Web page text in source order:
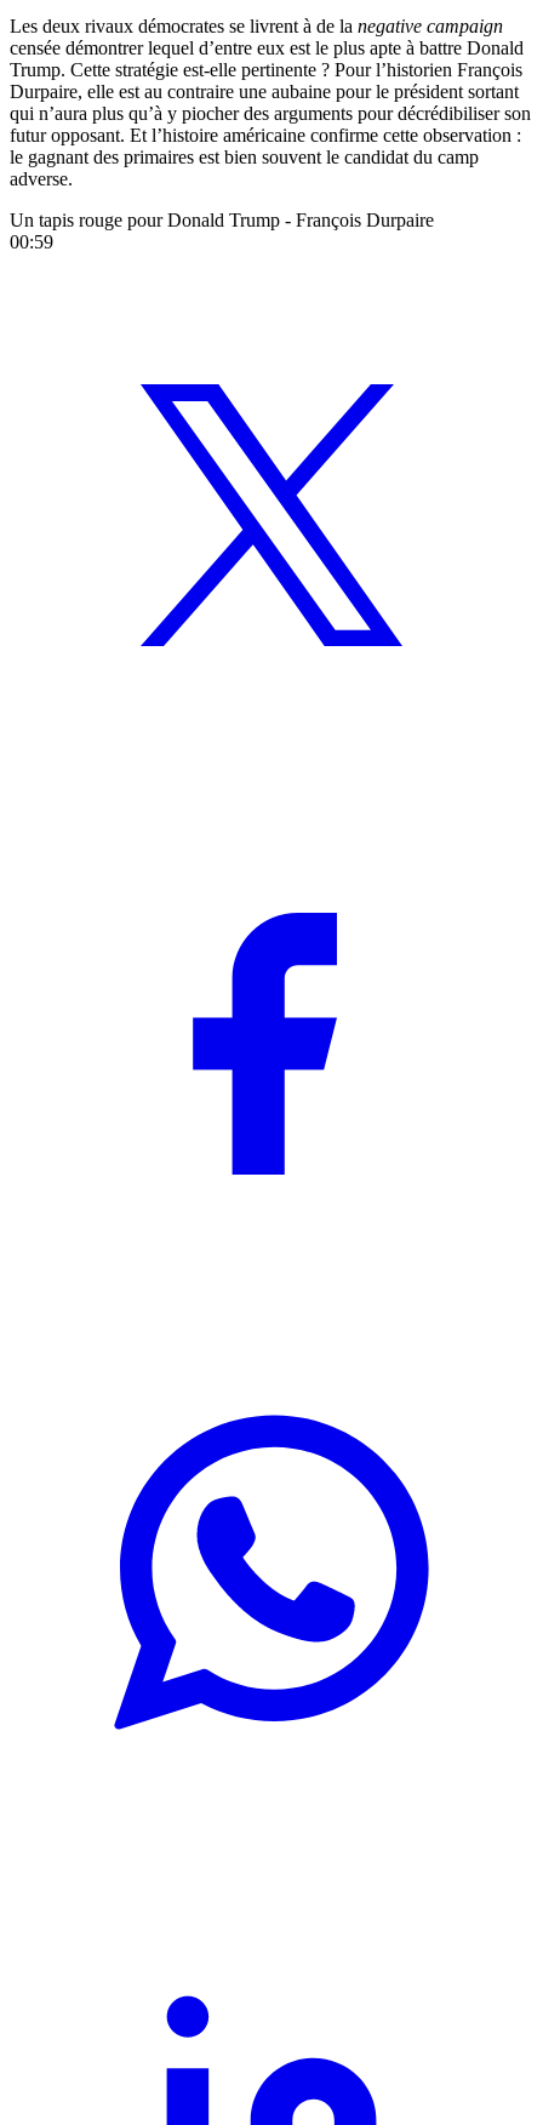
Les deux rivaux démocrates se livrent à de la negative campaign
censée démontrer lequel d’entre eux est le plus apte à battre Donald
Trump. Cette stratégie est-elle pertinente ? Pour l’historien François
Durpaire, elle est au contraire une aubaine pour le président sortant
qui n’aura plus qu’à y piocher des arguments pour décrédibiliser son
futur opposant. Et l’histoire américaine confirme cette observation :
le gagnant des primaires est bien souvent le candidat du camp
adverse.
Un tapis rouge pour Donald Trump - François Durpaire
00:59